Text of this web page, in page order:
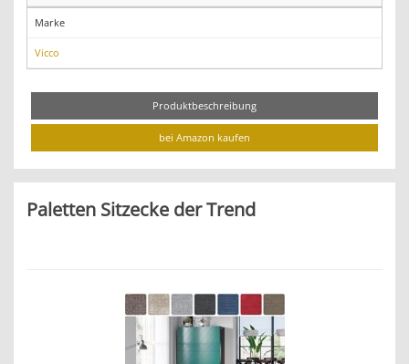
Marke
Vicco
Produktbeschreibung
bei Amazon kaufen
Paletten Sitzecke der Trend